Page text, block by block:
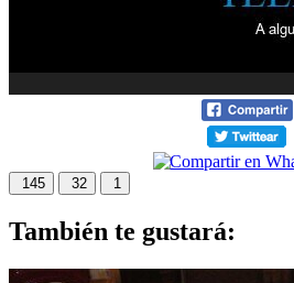
145 32 1
También te gustará: